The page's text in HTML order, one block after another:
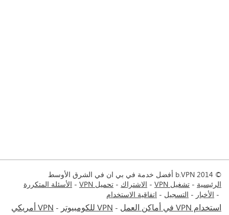
© 2014 b.VPN أفضل خدمة في بي ان في الشرق الأوسط
الرئيسية
تشغيل VPN الاشتراك تحميل VPN
الأسئلة المتكررة
الأخبار
التسجيل اتفاقية الاستخدام
استخدام VPN في أماكن العمل - VPN للكومبيوتر - VPN أمريكي